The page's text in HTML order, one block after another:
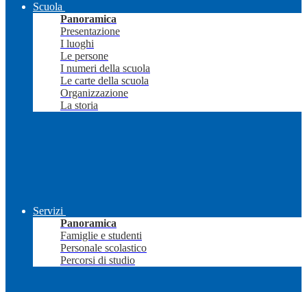
Scuola
Panoramica
Presentazione
I luoghi
Le persone
I numeri della scuola
Le carte della scuola
Organizzazione
La storia
Servizi
Panoramica
Famiglie e studenti
Personale scolastico
Percorsi di studio